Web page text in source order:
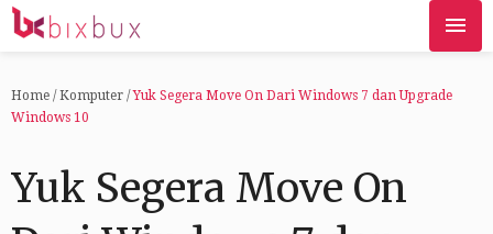
Home / Komputer /Yuk Segera Move On Dari Windows 7 dan Upgrade
Windows 10
Yuk Segera Move On